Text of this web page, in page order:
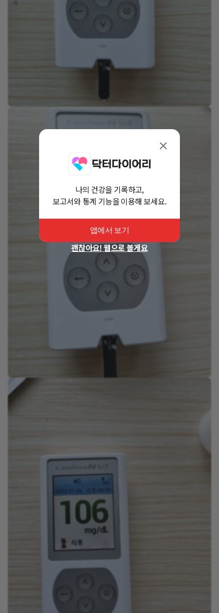
나의 건강을 기록하고,
보고서와 통계 기능을 이용해 보세요.
앱에서 보기
괜찮아요! 웹으로 볼게요